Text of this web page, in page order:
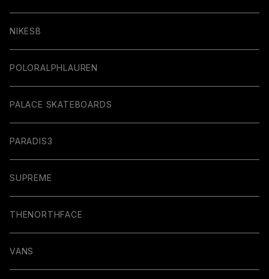
NIKESB
POLORALPHLAUREN
PALACE SKATEBOARDS
PARADIS3
SUPREME
THENORTHFACE
VANS